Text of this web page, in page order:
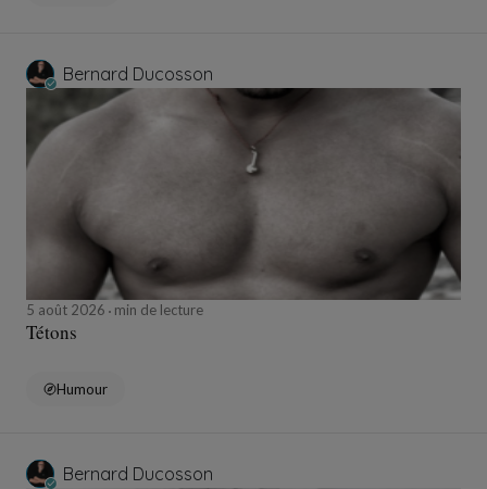
Bernard Ducosson
5 août 2026 min de lecture
Tétons
Humour
Bernard Ducosson